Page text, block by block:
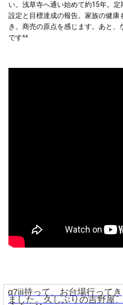
い。浅草寺へ通い始めて約15年。
設定と目標達成の報告。家族の健
き。商売の原点を感じます。あと
です^^
α7iii持って、お台場行ってき
ました。久しぶりの吉野屋、